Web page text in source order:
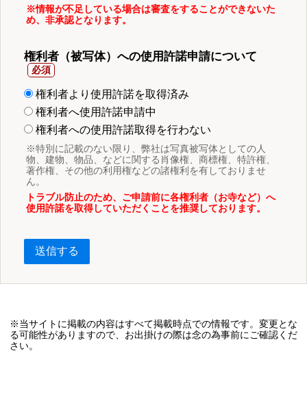
※情報が不足している場合は審査をすることができないた
め、非承認となります。
権利者（被写体）への使用許諾申請について
権利者より使用許諾を取得済み
権利者へ使用許諾申請中
権利者への使用許諾取得を行わない
※特別に記載のない限り、弊社は写真被写体としての人
物、建物、物品、などに関する肖像権、商標権、特許権、
著作権、その他の利用権などの諸権利を有しておりませ
ん。
トラブル防止のため、ご申請前に各権利者（お寺など）へ
使用許諾を取得していただくことを推奨しております。
送信する
※当サイトに掲載の内容はすべて掲載時点での情報です。変更とな
る可能性がありますので、お出掛けの際は念の為事前にご確認くだ
さい。